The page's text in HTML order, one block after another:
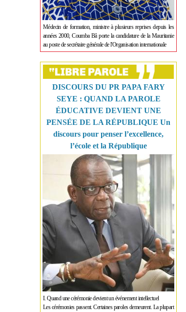
Médecin de formation, ministre à plusieurs reprises depuis les
années 2000, Coumba Bâ porte la candidature de la Mauritanie
au poste de secrétaire générale de l'Organisation internationale
DISCOURS DU PR PAPA FARY
SEYE : QUAND LA PAROLE
ÉDUCATIVE DEVIENT UNE
PENSÉE DE LA RÉPUBLIQUE Un
discours pour penser l’excellence,
l’école et la République
I. Quand une cérémonie devient un événement intellectuel
Les cérémonies passent. Certaines paroles demeurent. La plupart